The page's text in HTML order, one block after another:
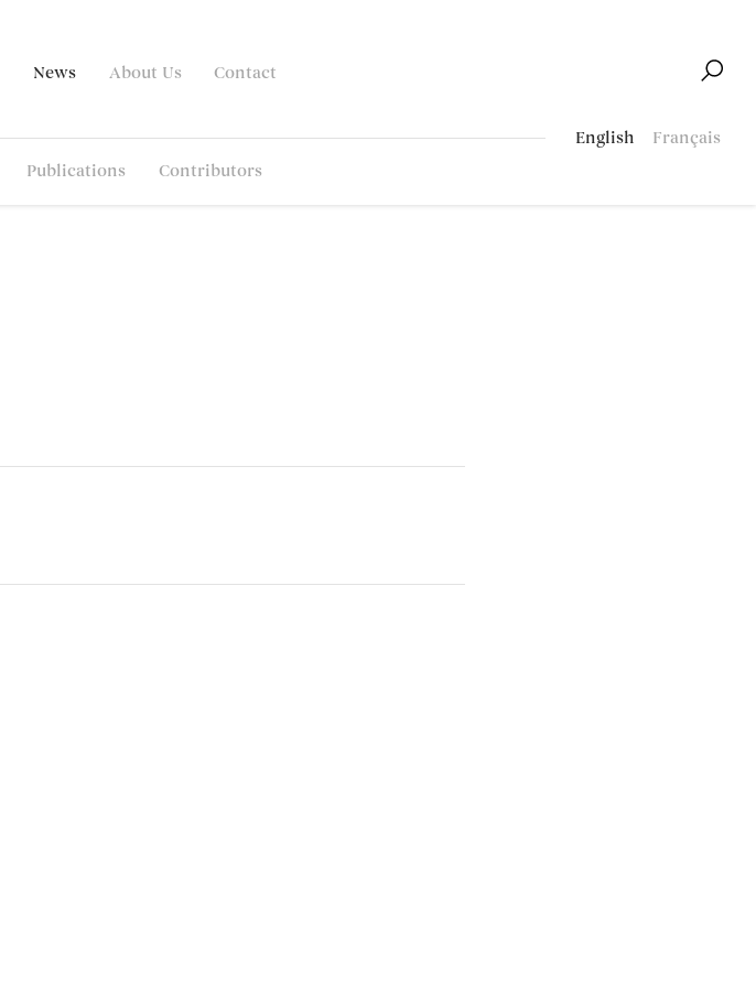
News About Us Contact
English
Français
Publications Contributors